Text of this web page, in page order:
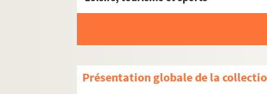
Présentation globale de la